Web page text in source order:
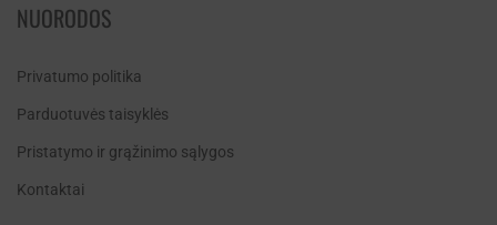
NUORODOS
Privatumo politika
Parduotuvės taisyklės
Pristatymo ir grąžinimo sąlygos
Kontaktai